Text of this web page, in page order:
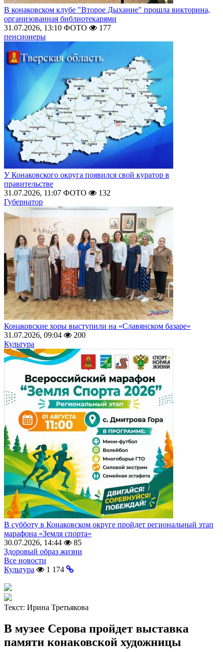
В конаковском клубе "Второе Дыхание" прошла викторина,
организованная библиотекарями
31.07.2026, 13:10 ФОТО
177
пенсионеры
У Конаковского округа появился свой куратор в
правительстве
31.07.2026, 11:07 ФОТО
132
Губернатор
Конаковские хоры выступили на «Славянском базаре»
31.07.2026, 09:04
200
Культура
В субботу в Конаковском округе пройдет региональный этап
марафона «Земля спорта»
30.07.2026, 14:44
85
Здоровый образ жизни
Все новости
Культура
1 174
Текст: Ирина Третьякова
В музее Серова пройдет выставка
памяти конаковской художницы